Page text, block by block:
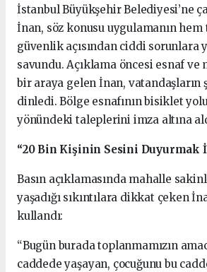
İstanbul Büyükşehir Belediyesi’ne
İnan, söz konusu uygulamanın
güvenlik açısından ciddi sorunlara
savundu. Açıklama öncesi esnaf ve
bir araya gelen İnan,
dinledi. Bölge esnafının bisiklet
yönündeki taleplerini imza altına
“20 Bin Kişinin Sesini Duyurmak
Basın açıklamasında mahalle
yaşadığı sıkıntılara dikkat çeken
kullandı:
“Bugün burada toplanmamızın
caddede yaşayan, çocuğunu bu